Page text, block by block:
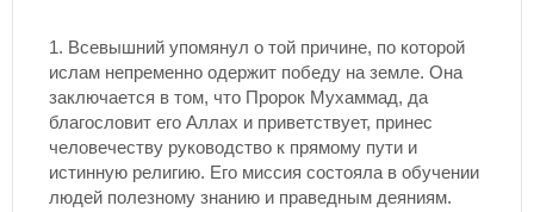
1. Всевышний упомянул о той причине, по которой
ислам непременно одержит победу на земле. Она
заключается в том, что Пророк Мухаммад, да
благословит его Аллах и приветствует, принес
человечеству руководство к прямому пути и
истинную религию. Его миссия состояла в обучении
людей полезному знанию и праведным деяниям.